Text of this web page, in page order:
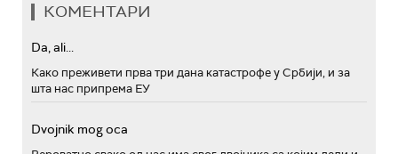
КОМЕНТАРИ
Da, ali...
Како преживети прва три дана катастрофе у Србији, и за
шта нас припрема ЕУ
Dvojnik mog oca